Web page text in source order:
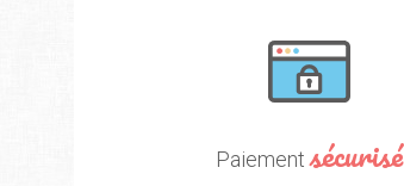
Paiementsécurisé